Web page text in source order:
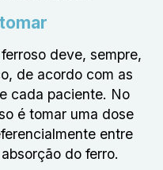
deve, sempre,
de acordo com as
cada paciente. No
é tomar uma dose
entre
do ferro.